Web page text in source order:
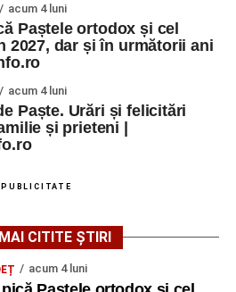
acum 4 luni
Paștele ortodox și cel
2027, dar și în următorii ani
acum 4 luni
Paște. Urări și felicitări
și prieteni |
PUBLICITATE
CITITE ȘTIRI
acum 4 luni